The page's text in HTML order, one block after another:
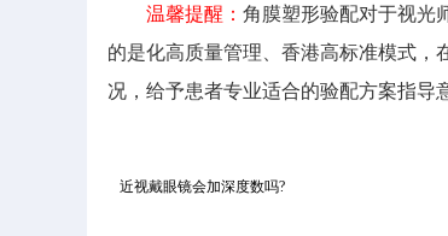
温馨提醒： 角膜塑形验配对于视光
的是化高质量管理、香港高标准模式，
况，给予患者专业适合的验配方案指导
近视戴眼镜会加深度数吗?